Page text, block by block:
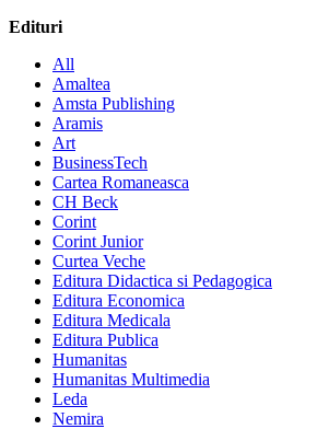
Edituri
All
Amaltea
Amsta Publishing
Aramis
Art
BusinessTech
Cartea Romaneasca
CH Beck
Corint
Corint Junior
Curtea Veche
Editura Didactica si Pedagogica
Editura Economica
Editura Medicala
Editura Publica
Humanitas
Humanitas Multimedia
Leda
Nemira